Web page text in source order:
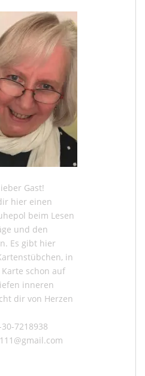
Gast!
hier einen
beim Lesen
und den
. Es gibt hier
, in
schon auf
inneren
dir von Herzen
7218938